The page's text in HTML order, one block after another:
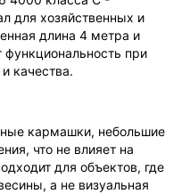
для хозяйственных и
длина 4 метра и
функциональность при
качества.
кармашки, небольшие
что не влияет на
для объектов, где
а не визуальная